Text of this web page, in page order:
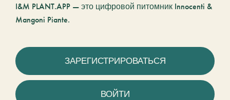
I&M PLANT.APP — это цифровой питомник Innocenti &
Mangoni Piante.
ЗАРЕГИСТРИРОВАТЬСЯ
ВОЙТИ